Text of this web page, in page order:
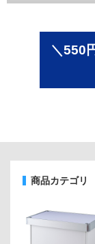
＼550
商品カテゴリ